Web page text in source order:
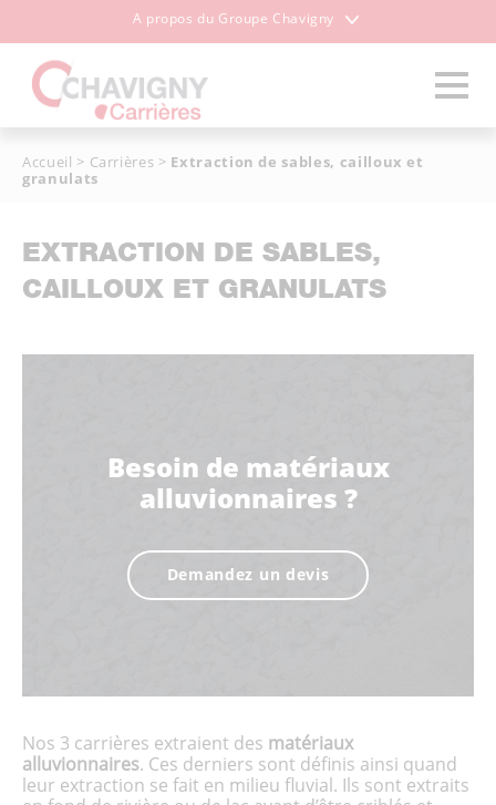
A propos du Groupe Chavigny
Accueil > Carrières > Extraction de sables, cailloux et
granulats
EXTRACTION DE SABLES,
CAILLOUX ET GRANULATS
Besoin de matériaux
alluvionnaires ?
Demandez un devis
Nos 3 carrières extraient des matériaux
alluvionnaires. Ces derniers sont définis ainsi quand
leur extraction se fait en milieu fluvial. Ils sont extraits